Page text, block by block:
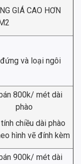
GIÁ CAO HƠN
và loại ngôi
800k/ mét dài
phào
chiều dài phào
hình vẽ đính kèm
900k/ mét dài